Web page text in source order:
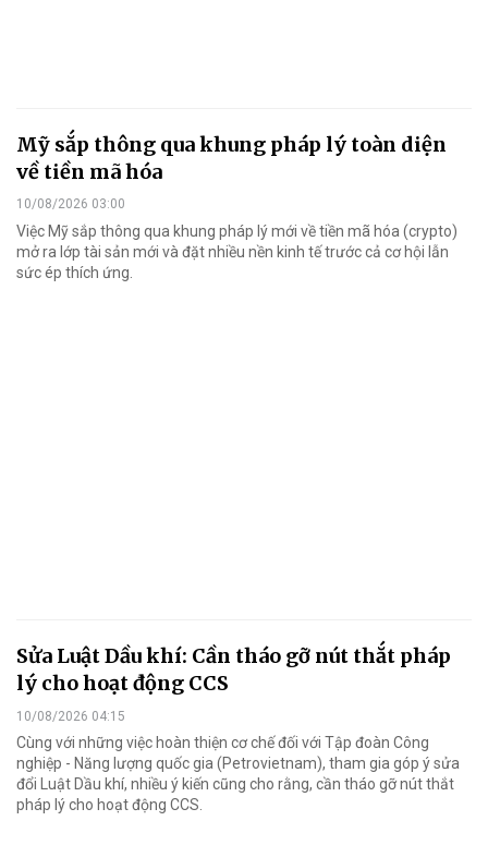
Mỹ sắp thông qua khung pháp lý toàn diện
về tiền mã hóa
10/08/2026 03:00
Việc Mỹ sắp thông qua khung pháp lý mới về tiền mã hóa (crypto)
mở ra lớp tài sản mới và đặt nhiều nền kinh tế trước cả cơ hội lẫn
sức ép thích ứng.
Sửa Luật Dầu khí: Cần tháo gỡ nút thắt pháp
lý cho hoạt động CCS
10/08/2026 04:15
Cùng với những việc hoàn thiện cơ chế đối với Tập đoàn Công
nghiệp - Năng lượng quốc gia (Petrovietnam), tham gia góp ý sửa
đổi Luật Dầu khí, nhiều ý kiến cũng cho rằng, cần tháo gỡ nút thắt
pháp lý cho hoạt động CCS.